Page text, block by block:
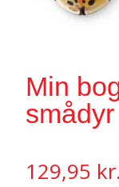
Min
smådyr
129,95 kr.